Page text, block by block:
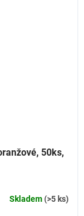
50ks,
Skladem(>5 ks)